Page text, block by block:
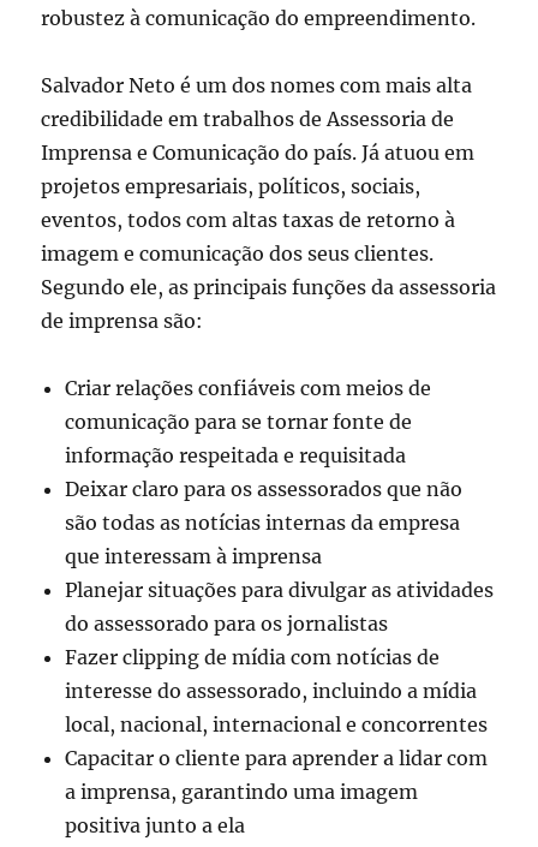
robustez à comunicação do empreendimento.
Salvador Neto é um dos nomes com mais alta
credibilidade em trabalhos de Assessoria de
Imprensa e Comunicação do país. Já atuou em
projetos empresariais, políticos, sociais,
eventos, todos com altas taxas de retorno à
imagem e comunicação dos seus clientes.
Segundo ele, as principais funções da assessoria
de imprensa são:
Criar relações confiáveis com meios de
comunicação para se tornar fonte de
informação respeitada e requisitada
Deixar claro para os assessorados que não
são todas as notícias internas da empresa
que interessam à imprensa
Planejar situações para divulgar as atividades
do assessorado para os jornalistas
Fazer clipping de mídia com notícias de
interesse do assessorado, incluindo a mídia
local, nacional, internacional e concorrentes
Capacitar o cliente para aprender a lidar com
a imprensa, garantindo uma imagem
positiva junto a ela